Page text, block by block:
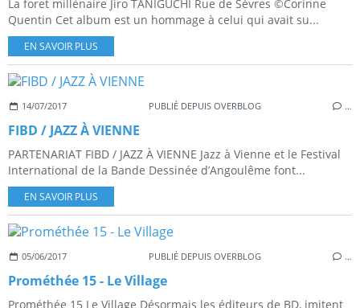
La foret millénaire Jiro TANIGUCHI Rue de Sévres ©Corinne
Quentin Cet album est un hommage à celui qui avait su...
EN SAVOIR PLUS
14/07/2017 PUBLIÉ DEPUIS OVERBLOG …
FIBD / JAZZ À VIENNE
PARTENARIAT FIBD / JAZZ À VIENNE Jazz à Vienne et le Festival
International de la Bande Dessinée d’Angoulême font...
EN SAVOIR PLUS
05/06/2017 PUBLIÉ DEPUIS OVERBLOG …
Prométhée 15 - Le Village
Prométhée 15 Le Village Désormais les éditeurs de BD, imitent